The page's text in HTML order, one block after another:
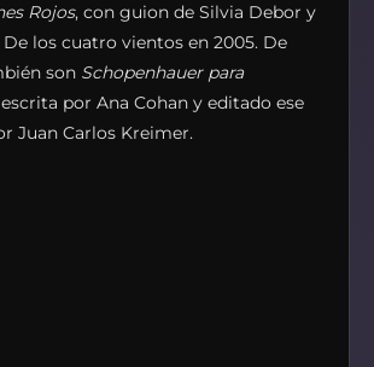
Rojos, con guion de Silvia Debor y
los cuatro vientos en 2005. De
son Schopenhauer para
por Ana Cohan y editado ese
Juan Carlos Kreimer.